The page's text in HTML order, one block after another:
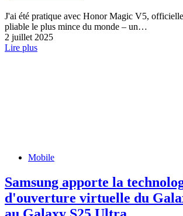
J'ai été pratique avec Honor Magic V5,
pliable le plus mince du monde – un…
2 juillet 2025
Lire plus
Mobile
Samsung apporte la
d'ouverture virtuelle du